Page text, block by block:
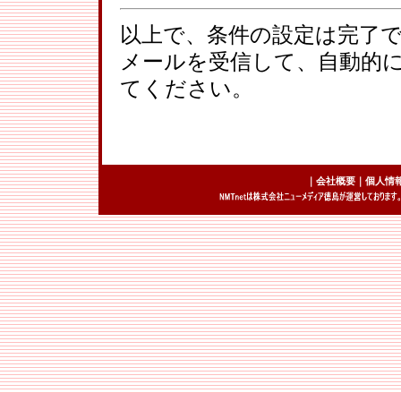
以上で、条件の設定は完了
メールを受信して、自動的
てください。
｜ 会社概要｜ 個人情